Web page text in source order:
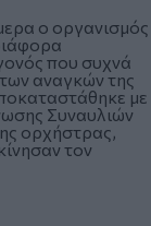
ο οργανισμός
που συχνά
αναγκών της
με
Συναυλιών
ορχήστρας,
τον